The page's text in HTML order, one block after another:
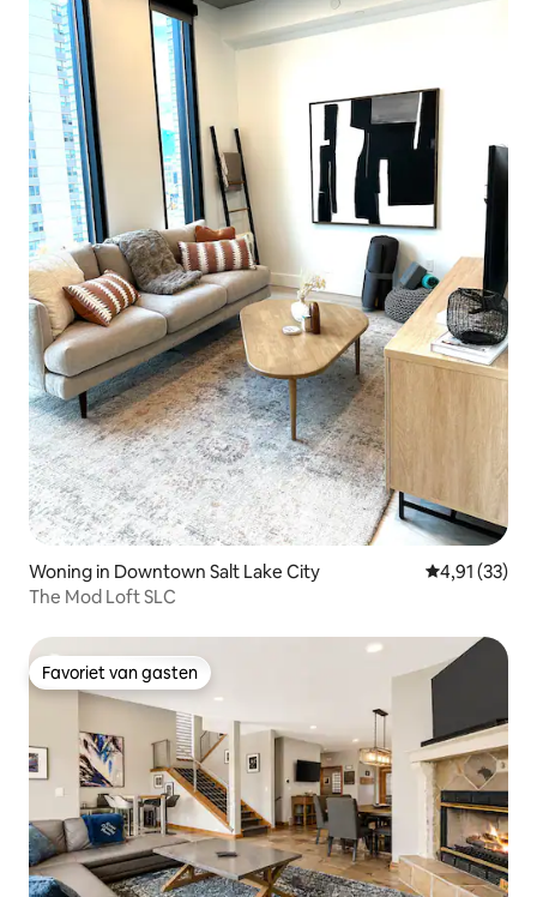
Woning in Downtown Salt Lake City Gemiddelde
4,91 (33)
The Mod Loft SLC
Favoriet van gasten
Favoriet van gasten